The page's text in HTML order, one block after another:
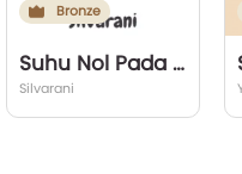
Bronze
Suhu Nol Pada Seratus Derajat
Silvarani